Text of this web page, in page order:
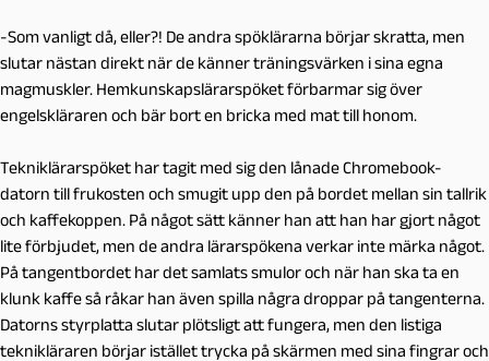
-Som vanligt då, eller?! De andra spöklärarna börjar skratta, men
slutar nästan direkt när de känner träningsvärken i sina egna
magmuskler. Hemkunskapslärarspöket förbarmar sig över
engelskläraren och bär bort en bricka med mat till honom.
Tekniklärarspöket har tagit med sig den lånade Chromebook-
datorn till frukosten och smugit upp den på bordet mellan sin tallrik
och kaffekoppen. På något sätt känner han att han har gjort något
lite förbjudet, men de andra lärarspökena verkar inte märka något.
På tangentbordet har det samlats smulor och när han ska ta en
klunk kaffe så råkar han även spilla några droppar på tangenterna.
Datorns styrplatta slutar plötsligt att fungera, men den listiga
teknikläraren börjar istället trycka på skärmen med sina fingrar och